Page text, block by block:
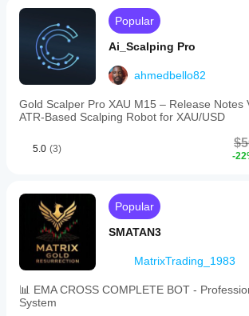
Popular
Ai_Scalping Pro
ahmedbello82
Gold Scalper Pro XAU M15 – Release Notes
ATR‑Based Scalping Robot for XAU/USD
5.0 (3)
-
Popular
SMATAN3
MatrixTrading_1983
📊 EMA CROSS COMPLETE BOT -
System